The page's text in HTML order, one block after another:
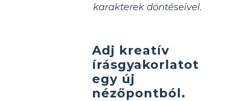
karakterek döntéseivel.
Adj kreatív
írásgyakorlatot
egy új
nézőpontból.